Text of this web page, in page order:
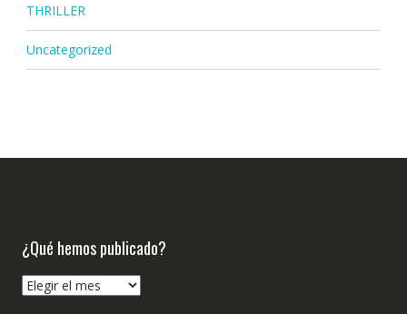
THRILLER
Uncategorized
¿Qué hemos publicado?
¿Qué